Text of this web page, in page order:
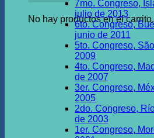
No hay productos en el carrito.
7mo. Congreso,
julio de 2013
6to. Congreso,
junio de 2011
5to. Congreso,
2009
4to. Congreso,
de 2007
3er. Congreso,
2005
2do. Congreso,
de 2003
1er. Congreso,